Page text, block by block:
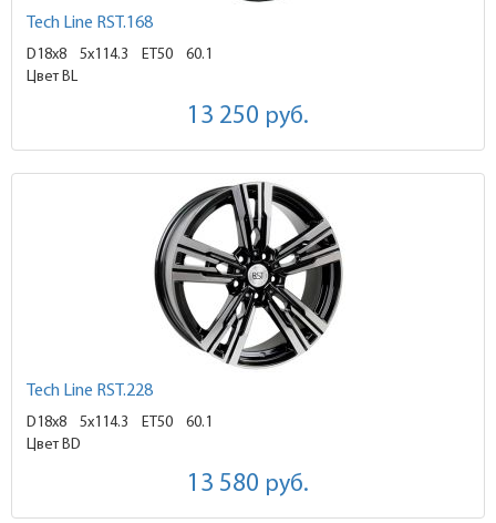
Tech Line RST.168
D18x8 5x114.3 ET50
60.1
Цвет BL
13 250 руб.
Tech Line RST.228
D18x8 5x114.3 ET50
60.1
Цвет BD
13 580 руб.